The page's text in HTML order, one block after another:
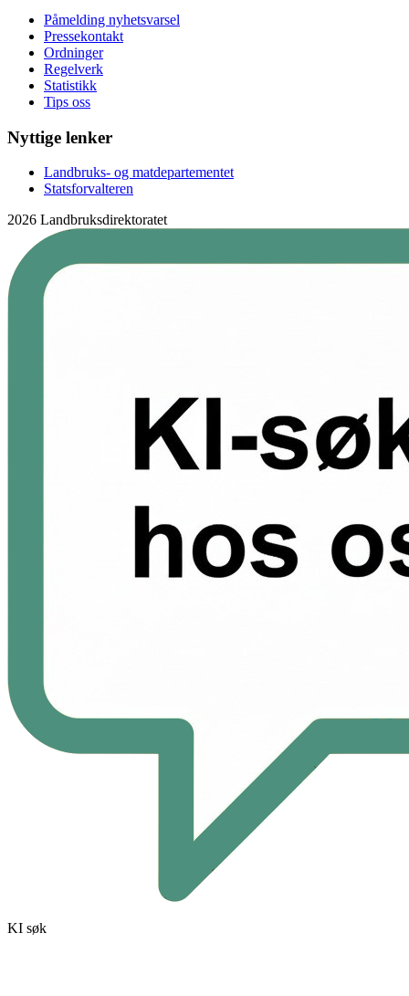
Påmelding nyhetsvarsel
Pressekontakt
Ordninger
Regelverk
Statistikk
Tips oss
Nyttige lenker
Landbruks- og matdepartementet
Statsforvalteren
2026 Landbruksdirektoratet
KI søk